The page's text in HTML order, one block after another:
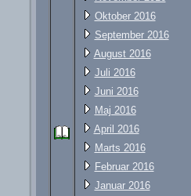
Oktober 2016
September 2016
August 2016
Juli 2016
Juni 2016
Maj 2016
April 2016
Marts 2016
Februar 2016
Januar 2016